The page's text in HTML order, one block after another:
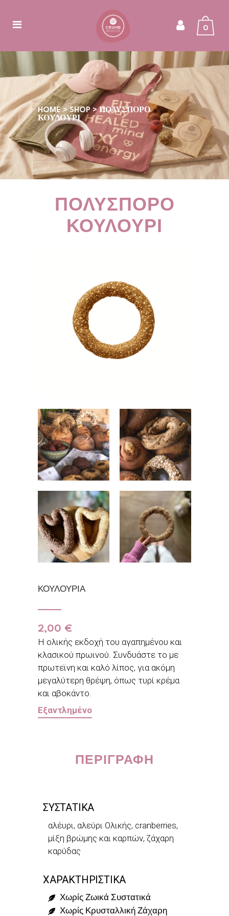
0
HOME >SHOP>ΠΟΛΎΣΠΟΡΟ
ΚΟΥΛΟΎΡΙ
ΠΟΛΎΣΠΟΡΟ
ΚΟΥΛΟΎΡΙ
ΚΟΥΛΟΥΡΙΑ
2,00 €
Η ολικής εκδοχή του αγαπημένου και
κλασικού πρωινού. Συνδυάστε το με
πρωτεϊνη και καλό λίπος, για ακόμη
μεγαλύτερη θρέψη, όπως τυρί κρέμα
και αβοκάντο.
Εξαντλημένο
ΠΕΡΙΓΡΑΦΉ
ΣΥΣΤΑΤΙΚΑ
αλέυρι, αλεύρι Ολικής, cranberries,
μίξη βρώμης και καρπών, ζάχαρη
καρύδας
ΧΑΡΑΚΤΗΡΙΣΤΙΚΑ
Χωρίς Ζωικά Συστατικά
Χωρίς Κρυσταλλική Ζάχαρη